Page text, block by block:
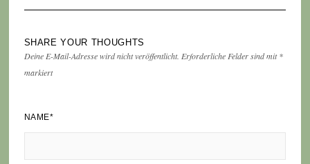
SHARE YOUR THOUGHTS
Deine E-Mail-Adresse wird nicht veröffentlicht. Erforderliche Felder sind mit*
markiert
NAME*